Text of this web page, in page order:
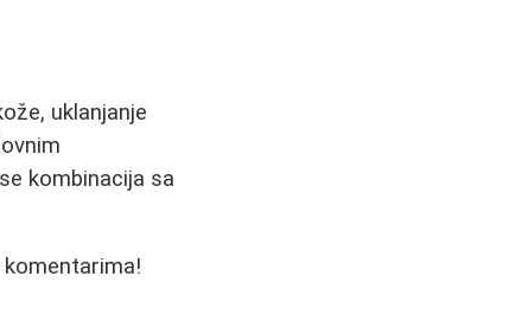
uklanjanje
kombinacija sa